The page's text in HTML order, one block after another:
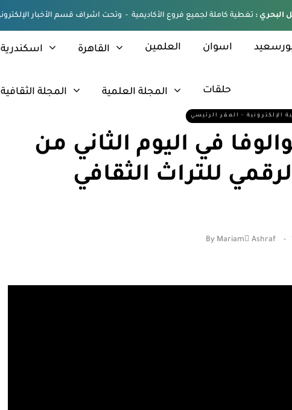
البحري :
اسكندرية القاهرة العلمين اسوان
المجلة الثقافية المجلة العلمية حلقات
الإلكترونية - المقر الرئيسي
في اليوم الثاني من
للتراث الثقافي
By Mariam ِAshraf